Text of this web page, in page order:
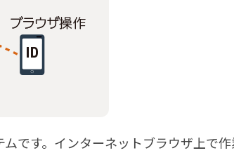
です。インターネットブラウザ上で